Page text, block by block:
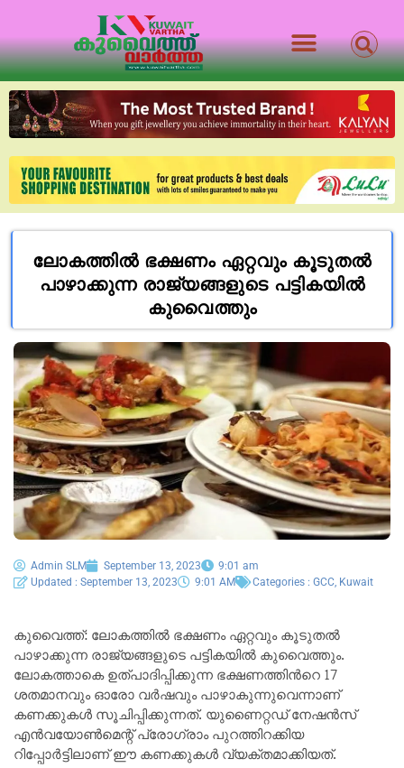
ലോകത്തിൽ ഭക്ഷണം ഏറ്റവും കൂടുതൽ
പാഴാക്കുന്ന രാജ്യങ്ങളുടെ പട്ടികയിൽ
കുവൈത്തും
Admin SLM September 13, 2023
9:01 am
Updated : September 13, 2023
9:01 AM Categories : GCC Kuwait
കുവൈത്ത്: ലോകത്തിൽ ഭക്ഷണം ഏറ്റവും കൂടുതൽ
പാഴാക്കുന്ന രാജ്യങ്ങളുടെ പട്ടികയിൽ കുവൈത്തും.
ലോകത്താകെ ഉത്പാദിപ്പിക്കുന്ന ഭക്ഷണത്തിൻറെ 17
ശതമാനവും ഓരോ വർഷവും പാഴാകുന്നുവെന്നാണ്
കണക്കുകൾ സൂചിപ്പിക്കുന്നത്. യുണൈറ്റഡ് നേഷൻസ്
എൻവയോൺമെന്റ് പ്രോഗ്രാം പുറത്തിറക്കിയ
റിപ്പോർട്ടിലാണ് ഈ കണക്കുകൾ വ്യക്തമാക്കിയത്.